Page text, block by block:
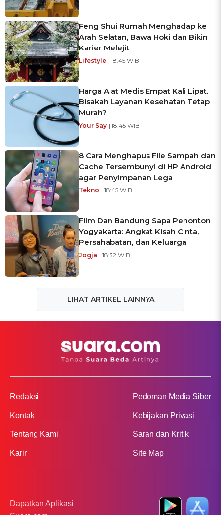
Feng Shui Rumah Menghadap ke
Arah Selatan, Bawa Hoki dan Bikin
Karier Melejit
Lifestyle | 18:45 WIB
Harga Alat Medis Empat Kali Lipat,
Bisakah Layanan Kesehatan Tetap
Murah?
Your Say | 18:45 WIB
8 Cara Menghapus File Sampah dan
Cache Tersembunyi di HP Android
agar Penyimpanan Lega
Tekno | 18:45 WIB
Film Dan Bandung Sapa Penonton
Yogyakarta: Angkat Kisah Cinta,
Persahabatan, dan Keluarga
Jogja | 18:32 WIB
LIHAT ARTIKEL LAINNYA
Redaksi
Kontak
Tentang Kami
Karir
Pedoman Media Siber
Kebijakan Privasi
Saran dan Kritik
Site Map
Dapatkan Aplikasi